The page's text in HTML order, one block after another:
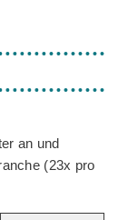
an und
(23x pro